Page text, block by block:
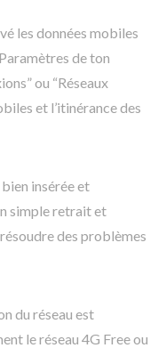
les données mobiles
de ton
ou “Réseaux
et l’itinérance des
insérée et
simple retrait et
des problèmes
du réseau est
le réseau 4G Free ou